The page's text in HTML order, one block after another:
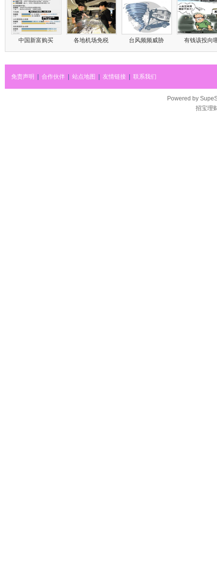
中国新富购买 各地机场免税 台风频频威胁 有钱该投向
免责声明 合作伙伴 站点地图 友情链接 联系我们
Powered by
招宝理